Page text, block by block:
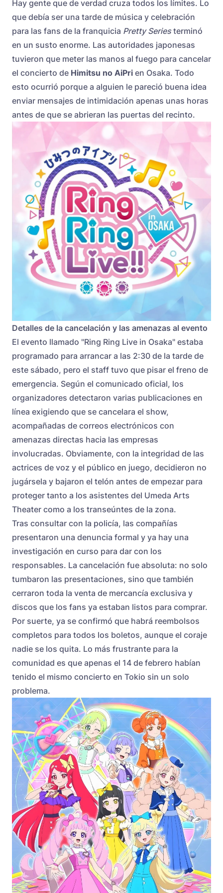
Hay gente que de verdad cruza todos los límites. Lo
que debía ser una tarde de música y celebración
para las fans de la franquicia Pretty Seriesterminó
en un susto enorme. Las autoridades japonesas
tuvieron que meter las manos al fuego para cancelar
el concierto de Himitsu no AiPri en Osaka. Todo
esto ocurrió porque a alguien le pareció buena idea
enviar mensajes de intimidación apenas unas horas
antes de que se abrieran las puertas del recinto.
Detalles de la cancelación y las amenazas al evento
El evento llamado "Ring Ring Live in Osaka" estaba
programado para arrancar a las 2:30 de la tarde de
este sábado, pero el staff tuvo que pisar el freno de
emergencia. Según el comunicado oficial, los
organizadores detectaron varias publicaciones en
línea exigiendo que se cancelara el show,
acompañadas de correos electrónicos con
amenazas directas hacia las empresas
involucradas. Obviamente, con la integridad de las
actrices de voz y el público en juego, decidieron no
jugársela y bajaron el telón antes de empezar para
proteger tanto a los asistentes del Umeda Arts
Theater como a los transeúntes de la zona.
Tras consultar con la policía, las compañías
presentaron una denuncia formal y ya hay una
investigación en curso para dar con los
responsables. La cancelación fue absoluta: no solo
tumbaron las presentaciones, sino que también
cerraron toda la venta de mercancía exclusiva y
discos que los fans ya estaban listos para comprar.
Por suerte, ya se confirmó que habrá reembolsos
completos para todos los boletos, aunque el coraje
nadie se los quita. Lo más frustrante para la
comunidad es que apenas el 14 de febrero habían
tenido el mismo concierto en Tokio sin un solo
problema.